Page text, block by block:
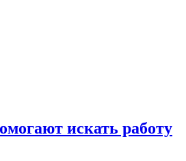
искать работу